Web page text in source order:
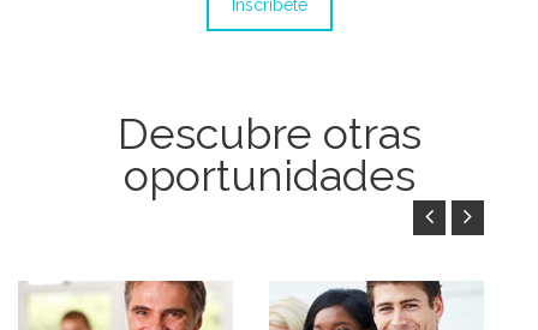
Inscríbete
Descubre otras
oportunidades